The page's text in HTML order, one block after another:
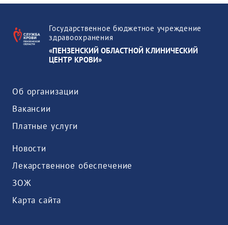
Государственное бюджетное учреждение
здравоохранения
«ПЕНЗЕНСКИЙ ОБЛАСТНОЙ КЛИНИЧЕСКИЙ
ЦЕНТР КРОВИ»
Об организации
Вакансии
Платные услуги
Новости
Лекарственное обеспечение
ЗОЖ
Карта сайта